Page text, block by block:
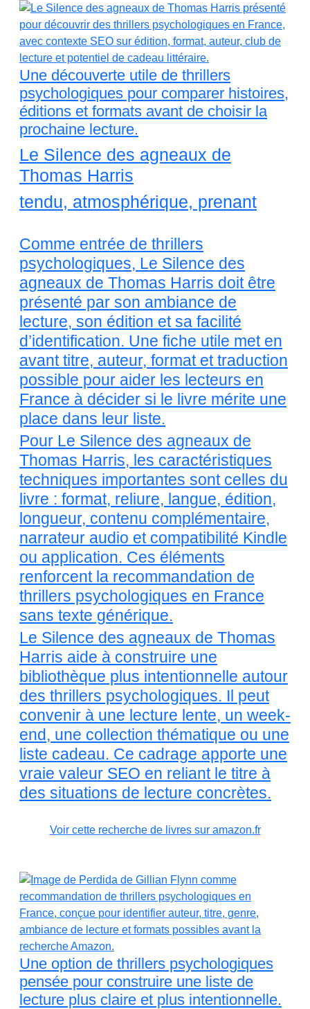
Une découverte utile de thrillers
psychologiques pour comparer histoires,
éditions et formats avant de choisir la
prochaine lecture.
Le Silence des agneaux de
Thomas Harris
tendu, atmosphérique, prenant
Comme entrée de thrillers
psychologiques, Le Silence des
agneaux de Thomas Harris doit être
présenté par son ambiance de
lecture, son édition et sa facilité
d’identification. Une fiche utile met en
avant titre, auteur, format et traduction
possible pour aider les lecteurs en
France à décider si le livre mérite une
place dans leur liste.
Pour Le Silence des agneaux de
Thomas Harris, les caractéristiques
techniques importantes sont celles du
livre : format, reliure, langue, édition,
longueur, contenu complémentaire,
narrateur audio et compatibilité Kindle
ou application. Ces éléments
renforcent la recommandation de
thrillers psychologiques en France
sans texte générique.
Le Silence des agneaux de Thomas
Harris aide à construire une
bibliothèque plus intentionnelle autour
des thrillers psychologiques. Il peut
convenir à une lecture lente, un week-
end, une collection thématique ou une
liste cadeau. Ce cadrage apporte une
vraie valeur SEO en reliant le titre à
des situations de lecture concrètes.
Voir cette recherche de livres sur amazon.fr
Une option de thrillers psychologiques
pensée pour construire une liste de
lecture plus claire et plus intentionnelle.